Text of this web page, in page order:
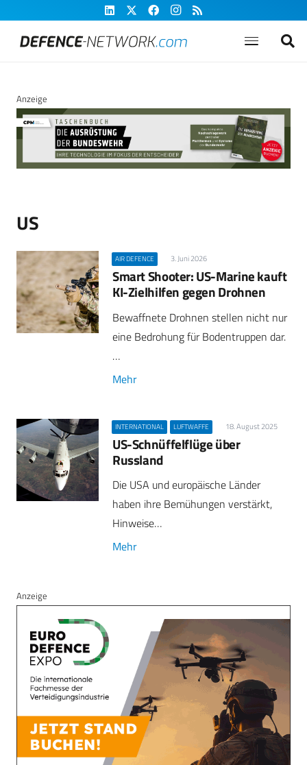
Anzeige
US
AIR DEFENCE 3. Juni 2026
Smart Shooter: US-Marine kauft
KI-Zielhilfen gegen Drohnen
Bewaffnete Drohnen stellen nicht nur
eine Bedrohung für Bodentruppen dar.
…
Mehr
INTERNATIONAL LUFTWAFFE 18. August 2025
US-Schnüffelflüge über
Russland
Die USA und europäische Länder
haben ihre Bemühungen verstärkt,
Hinweise…
Mehr
Anzeige